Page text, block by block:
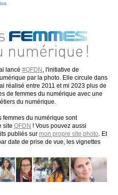
lancé #QFDN
, l'initiative de
par la photo. Elle circule dans
réalisé entre 2011 et mi 2023 plus de
de femmes du numérique avec une
du numérique.
femmes du numérique sont
site QFDN ! Vous pouvez aussi
publiés sur mon propre site photo . Et
date de prise de vue, les vignettes